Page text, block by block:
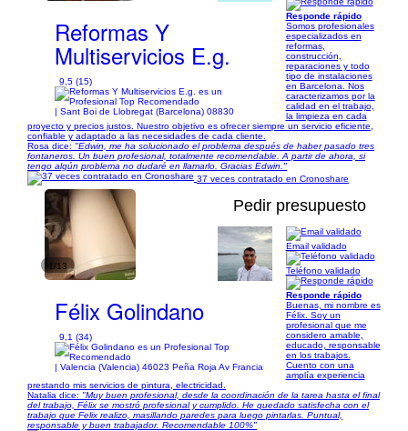
Reformas Y
Multiservicios E.g.
9,5 (15)
| Sant Boi de Llobregat (Barcelona) 08830
Responde rápido
Somos profesionales
especializados en
reformas,
construcción,
reparaciones y todo
tipo de instalaciones
en Barcelona. Nos
caracterizamos por la
calidad en el trabajo,
la limpieza en cada
proyecto y precios justos. Nuestro objetivo es ofrecer siempre un servicio eficiente,
confiable y adaptado a las necesidades de cada cliente.
Rosa dice: "Edwin, me ha solucionado el problema después de haber pasado tres
fontaneros. Un buen profesional, totalmente recomendable. A partir de ahora, si
tengo algún problema no dudaré en llamarlo. Gracias Edwin."
37 veces contratado en Cronoshare
1/13
Pedir presupuesto
Félix Golindano
9,1 (34)
| Valencia (Valencia) 46023 Peña Roja Av Francia
Email validado
Teléfono validado
Responde rápido
Buenas, mi nombre es
Félix. Soy un
profesional que me
considero amable,
educado, responsable
en los trabajos.
Cuento con una
amplía experiencia
prestando mis servicios de pintura, electricidad.
Natalia dice: "Muy buen profesional, desde la coordinación de la tarea hasta el final
del trabajo, Félix se mostró profesional y cumplido. He quedado satisfecha con el
trabajo que Felix realizo, masillando paredes para luego pintarlas. Puntual,
responsable y buen trabajador. Recomendable 100%"